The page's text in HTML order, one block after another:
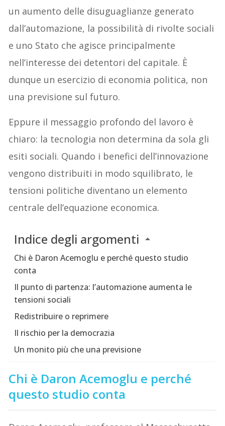
un aumento delle disuguaglianze generato
dall’automazione, la possibilità di rivolte sociali
e uno Stato che agisce principalmente
nell’interesse dei detentori del capitale. È
dunque un esercizio di economia politica, non
una previsione sul futuro.
Eppure il messaggio profondo del lavoro è
chiaro: la tecnologia non determina da sola gli
esiti sociali. Quando i benefici dell’innovazione
vengono distribuiti in modo squilibrato, le
tensioni politiche diventano un elemento
centrale dell’equazione economica.
Indice degli argomenti
Chi è Daron Acemoglu e perché questo studio
conta
Il punto di partenza: l’automazione aumenta le
tensioni sociali
Redistribuire o reprimere
Il rischio per la democrazia
Un monito più che una previsione
Chi è Daron Acemoglu e perché
questo studio conta